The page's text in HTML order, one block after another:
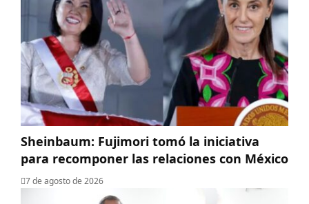
Sheinbaum: Fujimori tomó la iniciativa
para recomponer las relaciones con México
7 de agosto de 2026